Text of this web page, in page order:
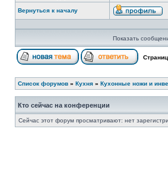
Вернуться к началу
Показать
Список форумов » Кухня » Кухонные ножи и
Кто сейчас на конференции
Сейчас этот форум просматривают: нет